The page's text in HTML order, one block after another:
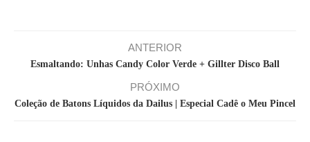
ANTERIOR
Esmaltando: Unhas Candy Color Verde + Gillter Disco Ball
PRÓXIMO
Coleção de Batons Líquidos da Dailus | Especial Cadê o Meu Pincel